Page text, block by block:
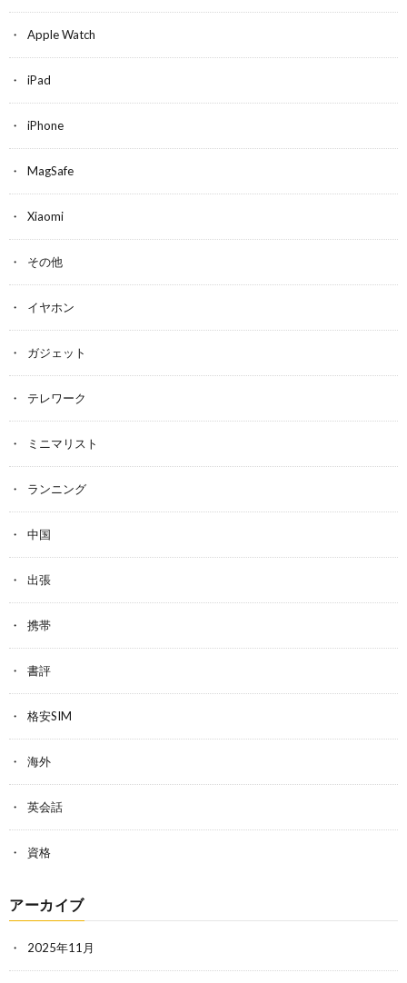
Apple Watch
iPad
iPhone
MagSafe
Xiaomi
その他
イヤホン
ガジェット
テレワーク
ミニマリスト
ランニング
中国
出張
携帯
書評
格安SIM
海外
英会話
資格
アーカイブ
2025年11月